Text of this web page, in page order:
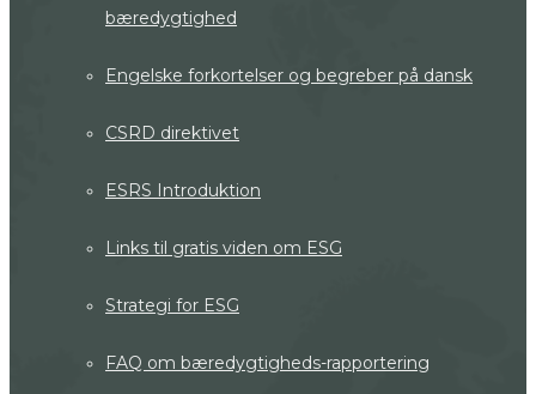
bæredygtighed
Engelske forkortelser og begreber på dansk
CSRD direktivet
ESRS Introduktion
Links til gratis viden om ESG
Strategi for ESG
FAQ om bæredygtigheds-rapportering